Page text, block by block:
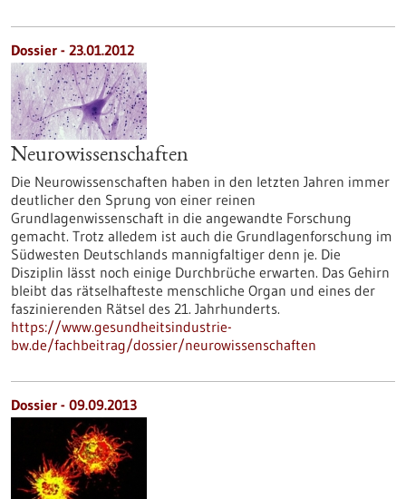
Dossier - 23.01.2012
Neurowissenschaften
Die Neurowissenschaften haben in den letzten Jahren immer
deutlicher den Sprung von einer reinen
Grundlagenwissenschaft in die angewandte Forschung
gemacht. Trotz alledem ist auch die Grundlagenforschung im
Südwesten Deutschlands mannigfaltiger denn je. Die
Disziplin lässt noch einige Durchbrüche erwarten. Das Gehirn
bleibt das rätselhafteste menschliche Organ und eines der
faszinierenden Rätsel des 21. Jahrhunderts.
https://www.gesundheitsindustrie-
bw.de/fachbeitrag/dossier/neurowissenschaften
Dossier - 09.09.2013